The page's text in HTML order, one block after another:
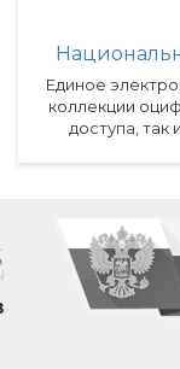
Единое
коллекции
доступа, так